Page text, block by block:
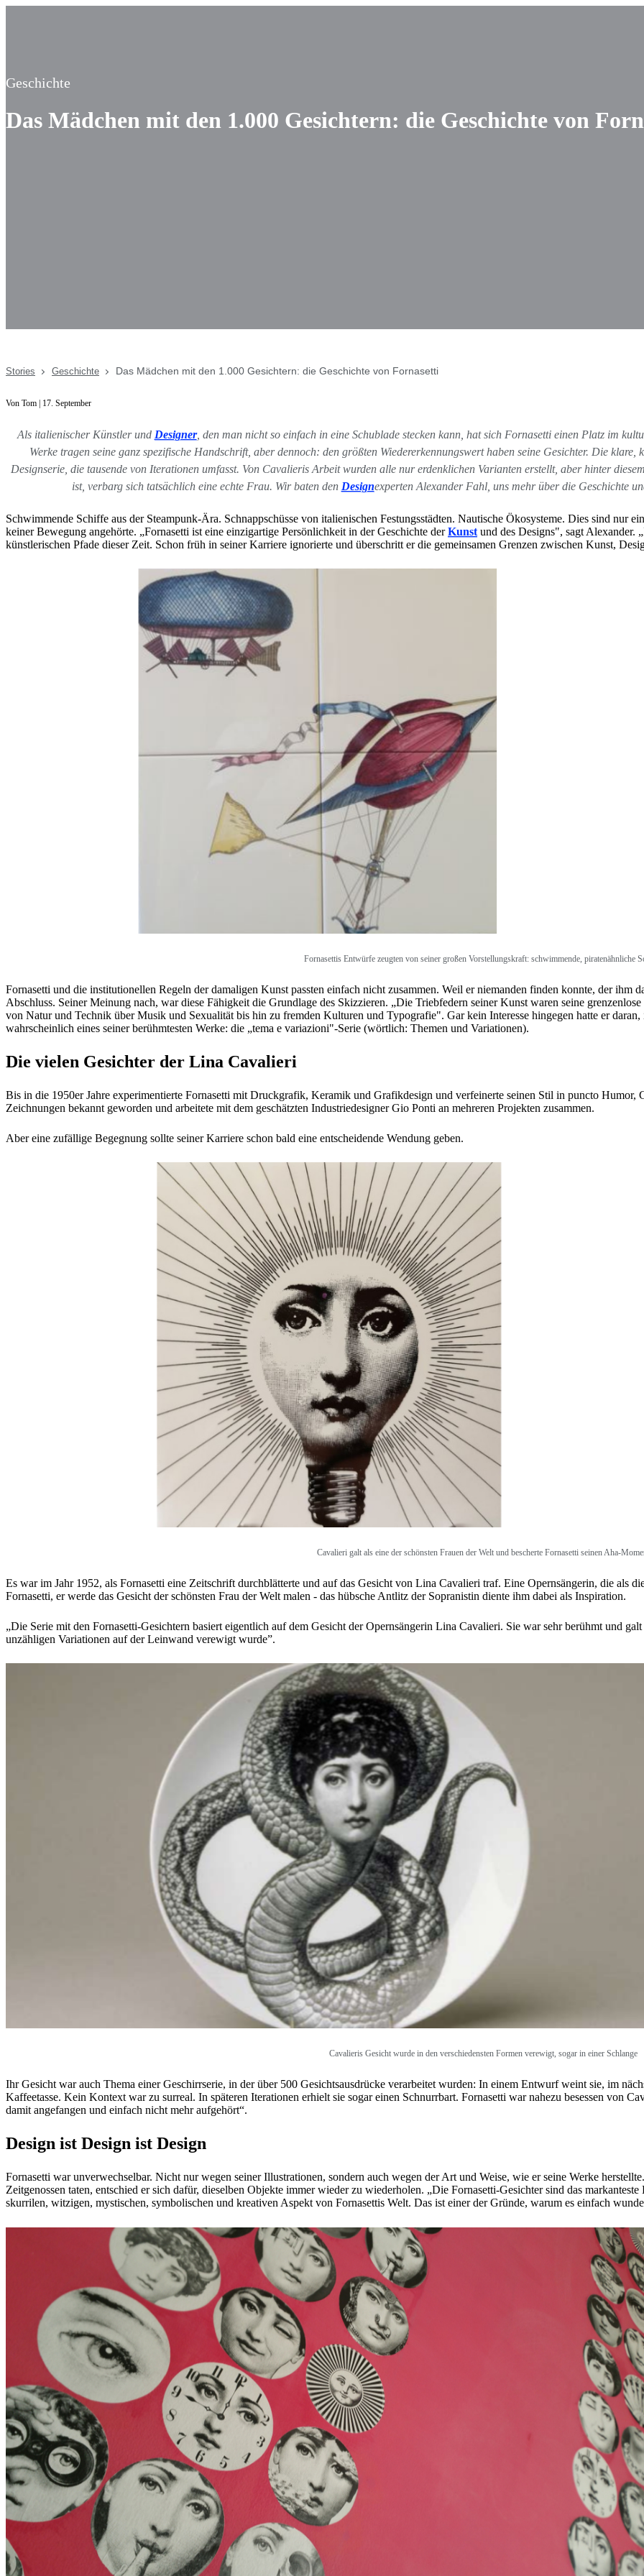
Geschichte
Das Mädchen mit den 1.000 Gesichtern: die Geschichte von
Stories Geschichte Das Mädchen mit den 1.000 Gesichtern: die Geschichte von Fornasetti
Von Tom | 17. September
Als italienischer Künstler und Designer, den man nicht so einfach in eine Schublade stecken kann, hat sich Fornasetti einen Platz im
Werke tragen seine ganz spezifische Handschrift, aber dennoch: den größten Wiedererkennungswert haben seine Gesichter. Die
Designserie, die tausende von Iterationen umfasst. Von Cavalieris Arbeit wurden alle nur erdenklichen Varianten erstellt, aber hinter
ist, verbarg sich tatsächlich eine echte Frau. Wir baten den Designexperten Alexander Fahl, uns mehr über die Geschichte
Schwimmende Schiffe aus der Steampunk-Ära. Schnappschüsse von italienischen Festungsstädten. Nautische Ökosysteme. Dies sind nur
keiner Bewegung angehörte. „Fornasetti ist eine einzigartige Persönlichkeit in der Geschichte derKunst und des Designs", sagt Alexander.
künstlerischen Pfade dieser Zeit. Schon früh in seiner Karriere ignorierte und überschritt er die gemeinsamen Grenzen zwischen Kunst,
Fornasettis Entwürfe zeugten von seiner großen Vorstellungskraft: schwimmende, piratenähnliche
Fornasetti und die institutionellen Regeln der damaligen Kunst passten einfach nicht zusammen. Weil er niemanden finden konnte, der ihm
Abschluss. Seiner Meinung nach, war diese Fähigkeit die Grundlage des Skizzieren. „Die Triebfedern seiner Kunst waren seine
von Natur und Technik über Musik und Sexualität bis hin zu fremden Kulturen und Typografie". Gar kein Interesse hingegen hatte er
wahrscheinlich eines seiner berühmtesten Werke: die „tema e variazioni"-Serie (wörtlich: Themen und Variationen).
Die vielen Gesichter der Lina Cavalieri
Bis in die 1950er Jahre experimentierte Fornasetti mit Druckgrafik, Keramik und Grafikdesign und verfeinerte seinen Stil in puncto Humor,
Zeichnungen bekannt geworden und arbeitete mit dem geschätzten Industriedesigner Gio Ponti an mehreren Projekten zusammen.
Aber eine zufällige Begegnung sollte seiner Karriere schon bald eine entscheidende Wendung geben.
Cavalieri galt als eine der schönsten Frauen der Welt und bescherte Fornasetti seinen Aha-
Es war im Jahr 1952, als Fornasetti eine Zeitschrift durchblätterte und auf das Gesicht von Lina Cavalieri traf. Eine Opernsängerin, die als
Fornasetti, er werde das Gesicht der schönsten Frau der Welt malen - das hübsche Antlitz der Sopranistin diente ihm dabei als Inspiration.
„Die Serie mit den Fornasetti-Gesichtern basiert eigentlich auf dem Gesicht der Opernsängerin Lina Cavalieri. Sie war sehr berühmt und
unzähligen Variationen auf der Leinwand verewigt wurde”.
Cavalieris Gesicht wurde in den verschiedensten Formen verewigt, sogar in einer Schlange
Ihr Gesicht war auch Thema einer Geschirrserie, in der über 500 Gesichtsausdrücke verarbeitet wurden: In einem Entwurf weint sie, im
Kaffeetasse. Kein Kontext war zu surreal. In späteren Iterationen erhielt sie sogar einen Schnurrbart. Fornasetti war nahezu besessen von
damit angefangen und einfach nicht mehr aufgehört“.
Design ist Design ist Design
Fornasetti war unverwechselbar. Nicht nur wegen seiner Illustrationen, sondern auch wegen der Art und Weise, wie er seine Werke
Zeitgenossen taten, entschied er sich dafür, dieselben Objekte immer wieder zu wiederholen. „Die Fornasetti-Gesichter sind das
skurrilen, witzigen, mystischen, symbolischen und kreativen Aspekt von Fornasettis Welt. Das ist einer der Gründe, warum es einfach